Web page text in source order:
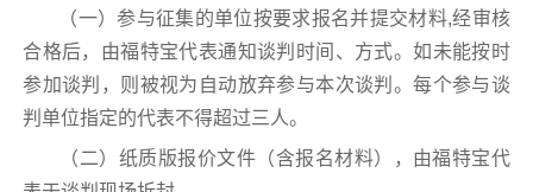
（一）参与征集的单位按要求报名并提交材料,经审核
合格后，由福特宝代表通知谈判时间、方式。如未能按时
参加谈判，则被视为自动放弃参与本次谈判。每个参与谈
判单位指定的代表不得超过三人。
（二）纸质版报价文件（含报名材料），由福特宝代